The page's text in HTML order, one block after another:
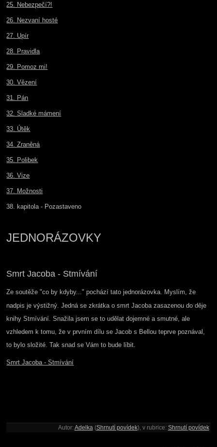
25. Nebezpečí?!
26. Nezvaní hosté
27. Upír
28. Pravidla
29. Pomoz mi!
30. Vězení
31. Pán
32. Sladké mámení
33. Útěk
34. Zraněná
35. Polibek
36. Vize
37. Možnosti
38. kapitola - Pozastaveno
JEDNORÁZOVKY
Smrt Jacoba - Stmívání
Ze soutěže "co by kdyby..." pochází tato jednorázovka. Myslím, že
nadpis je výstižný. Jedná se zkrátka o smrt Jacoba zasazenou do děje
knihy Stmívání. Snažila jsem se to udělat dojemné a smutné, ale
vzhledem k tomu, že v prvním dílu se Jacob s Bellou teprve poznával,
to bylo složité. Tak snad se Vám to bude líbit.
Smrt Jacoba - Stmívání
Autor:Adelka (Shrnutí povídek), v rubrice: Shrnutí povídek